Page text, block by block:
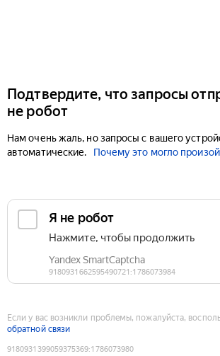
Подтвердите, что запросы
не робот
Нам очень жаль, но запросы с вашего
автоматические.
Почему это могло
Если у вас возникли проблемы, пожалуйста,
обратной связи
9180931399059375369:1786073980